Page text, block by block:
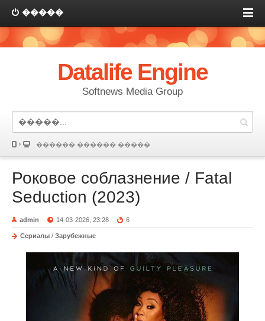
�����
Datalife Engine
Softnews Media Group
������ ������ �����
Роковое соблазнение / Fatal
Seduction (2023)
admin 14-03-2026, 23:28 6
Сериалы / Зарубежные